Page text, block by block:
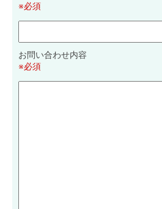
※必須
お問い合わせ内容
※必須